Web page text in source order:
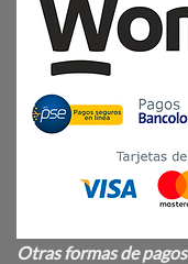
Otras formas de pagos